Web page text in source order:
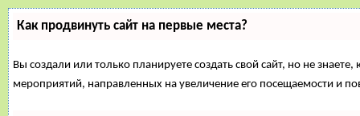
Как продвинуть сайт на первые места?
Вы создали или только планируете создать свой сайт, но не
мероприятий, направленных на увеличение его посещаемости и